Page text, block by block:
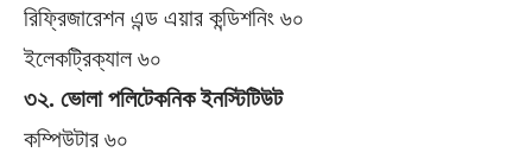
রিফ্রিজারেশন এন্ড এয়ার কন্ডিশনিং ৬০
ইলেকট্রিক্যাল ৬০
৩২. ভোলা পলিটেকনিক ইনস্টিটিউট
কম্পিউটার ৬০